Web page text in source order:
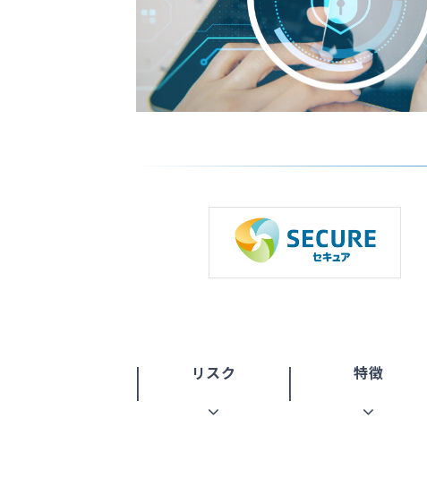
リスク 特徴